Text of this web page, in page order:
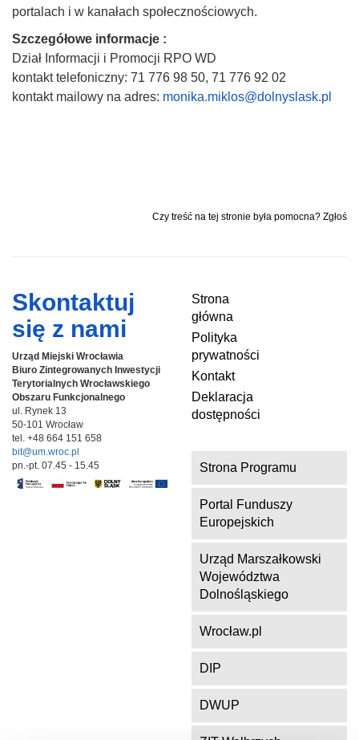
portalach i w kanałach społecznościowych.
Szczegółowe informacje :
Dział Informacji i Promocji RPO WD
kontakt telefoniczny: 71 776 98 50, 71 776 92 02
kontakt mailowy na adres: monika.miklos@dolnyslask.pl
Czy treść na tej stronie była pomocna? Zgłoś
Skontaktuj
się z nami
Urząd Miejski Wrocławia
Biuro Zintegrowanych Inwestycji
Terytorialnych Wrocławskiego
Obszaru Funkcjonalnego
ul. Rynek 13
50-101 Wrocław
tel. +48 664 151 658
bit@um.wroc.pl
pn.-pt. 07.45 - 15.45
Strona
główna
Polityka
prywatności
Kontakt
Deklaracja
dostępności
Strona Programu
Portal Funduszy
Europejskich
Urząd Marszałkowski
Województwa
Dolnośląskiego
Wrocław.pl
DIP
DWUP